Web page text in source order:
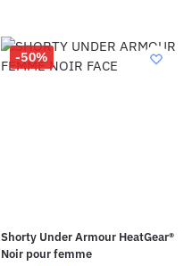
-50%
Shorty Under Armour HeatGear®
Noir pour femme